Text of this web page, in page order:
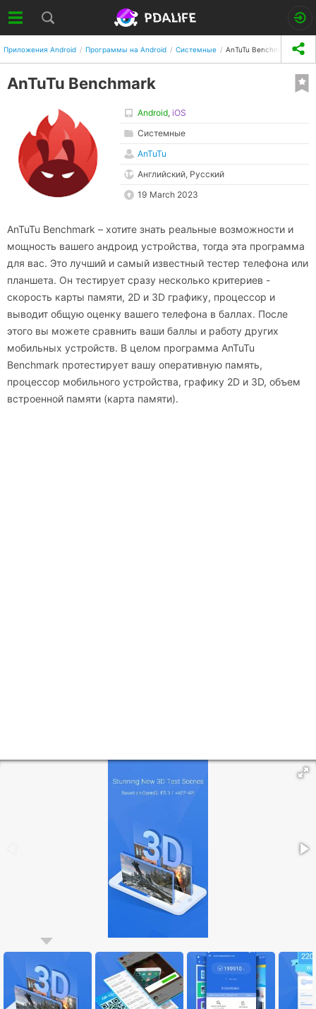
Приложения Android Программы на Android Системные AnTuTu Benchmark
AnTuTu Benchmark
Android, iOS
Системные
AnTuTu
Английский, Русский
19 March 2023
AnTuTu Benchmark – хотите знать реальные возможности и
мощность вашего андроид устройства, тогда эта программа
для вас. Это лучший и самый известный тестер телефона или
планшета. Он тестирует сразу несколько критериев -
скорость карты памяти, 2D и 3D графику, процессор и
выводит общую оценку вашего телефона в баллах. После
этого вы можете сравнить ваши баллы и работу других
мобильных устройств. В целом программа AnTuTu
Benchmark протестирует вашу оперативную память,
процессор мобильного устройства, графику 2D и 3D, объем
встроенной памяти (карта памяти).